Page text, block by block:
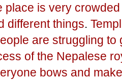
place is very
different things.
are struggling to
of the Nepalese
bows and